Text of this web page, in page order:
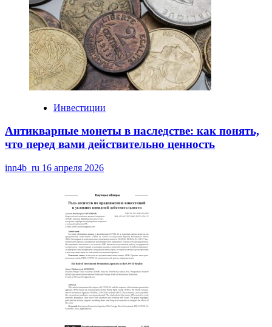
Инвестиции
Антикварные монеты в наследстве: как понять,
что перед вами действительно ценность
inn4b_ru 16 апреля 2026